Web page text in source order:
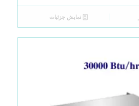
نمایش جزئیات